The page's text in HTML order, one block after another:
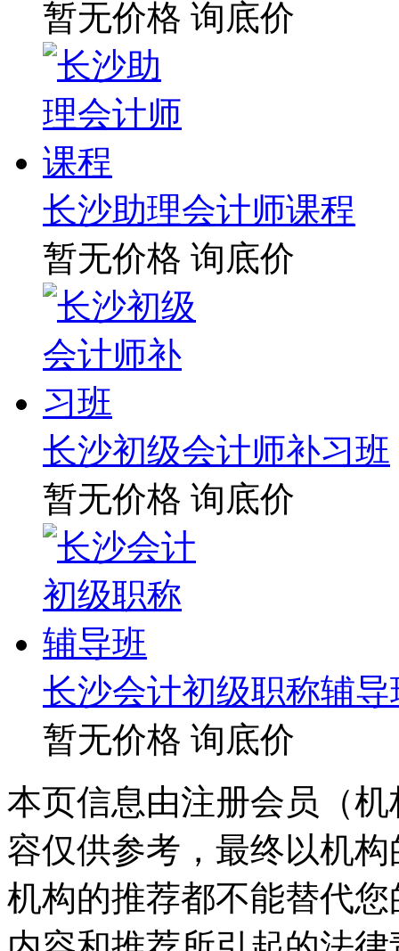
暂无价格 询底价
长沙助理会计师课程
暂无价格 询底价
长沙初级会计师补习班
暂无价格 询底价
长沙会计初级职称辅导
暂无价格 询底价
本页信息由注册会员（
容仅供参考，最终以机
机构的推荐都不能替代